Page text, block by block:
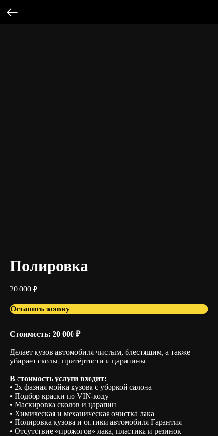
Полировка
20 000 ₽
Оставить заявку
Стоимость: 20 000 ₽
Делает кузов автомобиля чистым, блестящим, а также
убирает сколы, притёртости и царапины.
В стоимость услуги входит:
• 2х фазная мойка кузова с уборкой салона
• Подбор краски по VIN-коду
• Маскировка сколов и царапин
• Химическая и механическая очистка лака
• Полировка кузова и оптики автомобиля Гарантия
• Отсутствие «прожогов» лака, пластика и резинок.